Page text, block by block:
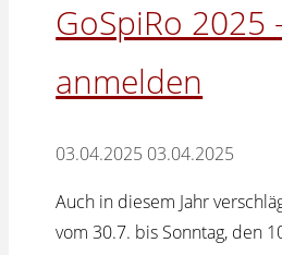
GoSpiRo 2025
anmelden
03.04.2025 03.04.2025
Auch in diesem Jahr
vom 30.7. bis Sonntag, den